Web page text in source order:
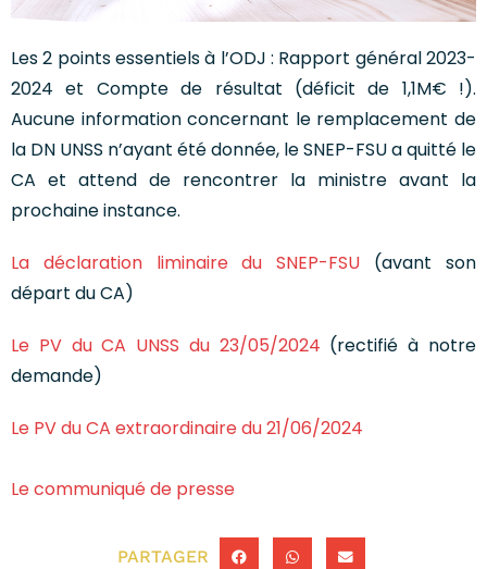
Les 2 points essentiels à l’ODJ : Rapport général 2023-
2024 et Compte de résultat (déficit de 1,1M€ !).
Aucune information concernant le remplacement de
la DN UNSS n’ayant été donnée, le SNEP-FSU a quitté le
CA et attend de rencontrer la ministre avant la
prochaine instance.
La déclaration liminaire du SNEP-FSU (avant son
départ du CA)
Le PV du CA UNSS du 23/05/2024 (rectifié à notre
demande)
Le PV du CA extraordinaire du 21/06/2024
Le communiqué de presse
PARTAGER